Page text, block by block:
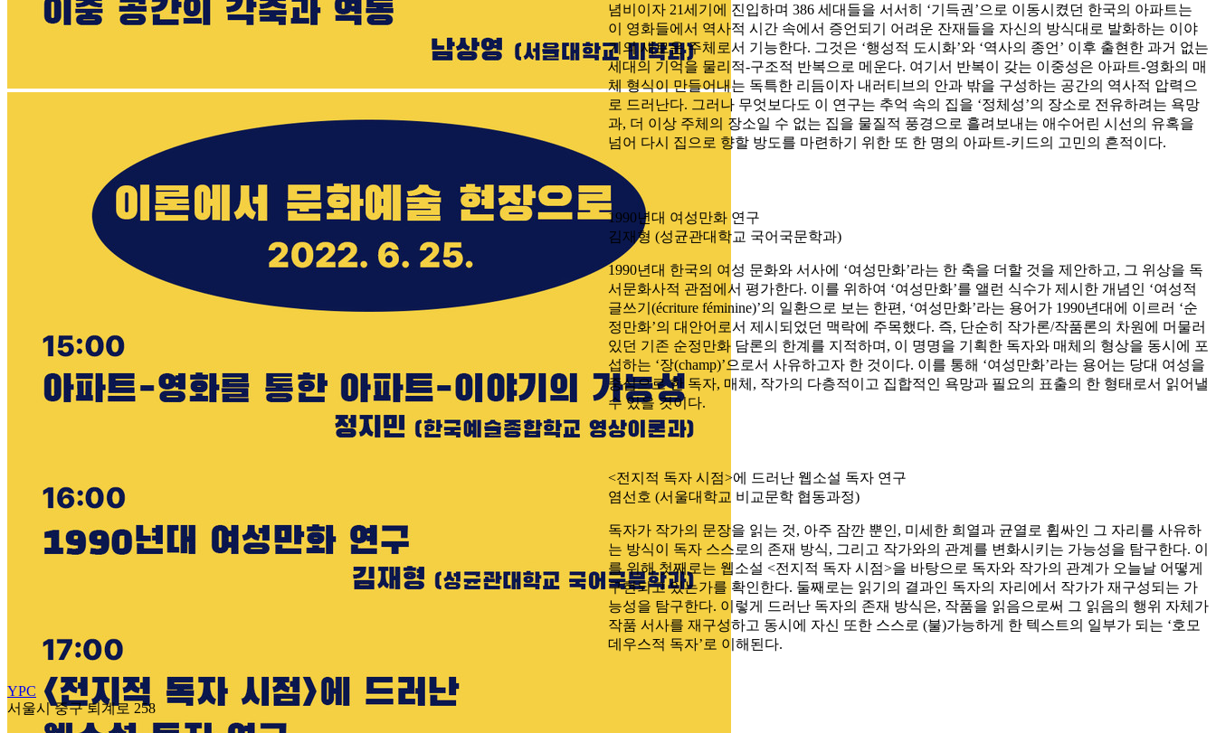
념비이자 21세기에 진입하며 386 세대들을 서서히 ‘기득권’으로 이동시켰던 한국의 아파트는
이 영화들에서 역사적 시간 속에서 증언되기 어려운 잔재들을 자신의 방식대로 발화하는 이야
기의 새로운 주체로서 기능한다. 그것은 ‘행성적 도시화’와 ‘역사의 종언’ 이후 출현한 과거 없는
세대의 기억을 물리적-구조적 반복으로 메운다. 여기서 반복이 갖는 이중성은 아파트-영화의 매
체 형식이 만들어내는 독특한 리듬이자 내러티브의 안과 밖을 구성하는 공간의 역사적 압력으
로 드러난다. 그러나 무엇보다도 이 연구는 추억 속의 집을 ‘정체성’의 장소로 전유하려는 욕망
과, 더 이상 주체의 장소일 수 없는 집을 물질적 풍경으로 흘려보내는 애수어린 시선의 유혹을
넘어 다시 집으로 향할 방도를 마련하기 위한 또 한 명의 아파트-키드의 고민의 흔적이다.
1990년대 여성만화 연구
김재형 (성균관대학교 국어국문학과)
1990년대 한​국의 여성 문화와 서사에 ‘여성만화’라는 한 축을 더할 것을 제안하고, 그 위상을 독
서문화사적 관점에서 평가한다. 이를 위하여 ‘여성만화’를 앨런 식수가 제시한 개념인 ‘여성적
글쓰기(écriture féminine)’의 일환으로 보는 한편, ‘여성만화’라는 용어가 1990년대에 이르러 ‘순
정만화’의 대안어로서 제시되었던 맥락에 주목했다. 즉, 단순히 작가론/작품론의 차원에 머물러
있던 기존 순정만화 담론의 한계를 지적하며, 이 명명을 기획한 독자와 매체의 형상을 동시에 포
섭하는 ‘장(champ)’으로서 사유하고자 한 것이다. 이를 통해 ‘여성만화’라는 용어는 당대 여성을
중심으로 한 독자, 매체, 작가의 다층적이고 집합적인 욕망과 필요의 표출의 한 형태로서 읽어낼
수 있을 것이다.
<전지적 독자 시점>에 드러난 웹소설 독자 연구
염선호 (서울대학교 비교문학 협동과정)
독자가 작가의 문장을 읽는 것, 아주 잠깐 뿐인, 미세한 희열과 균열로 휩싸인 그 자리를 사유하
는 방식이 독자 스스로의 존재 방식, 그리고 작가와의 관계를 변화시키는 가능성을 탐구한다. 이
를 위해 첫째로는 웹소설 <전지적 독자 시점>을 바탕으로 독자와 작가의 관계가 오늘날 어떻게
구현되고 있는가를 확인한다. 둘째로는 읽기의 결과인 독자의 자리에서 작가가 재구성되는 가
능성을 탐구한다. 이렇게 드러난 독자의 존재 방식은, 작품을 읽음으로써 그 읽음의 행위 자체가
작품 서사를 재구성하고 동시에 자신 또한 스스로 (불)가능하게 한 텍스트의 일부가 되는 ‘호모
데우스적 독자’로 이해된다.
YPC
서울시 중구 퇴계로 258